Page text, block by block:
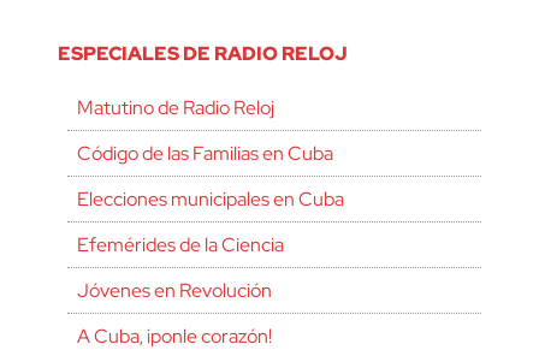
ESPECIALES DE RADIO RELOJ
Matutino de Radio Reloj
Código de las Familias en Cuba
Elecciones municipales en Cuba
Efemérides de la Ciencia
Jóvenes en Revolución
A Cuba, ¡ponle corazón!